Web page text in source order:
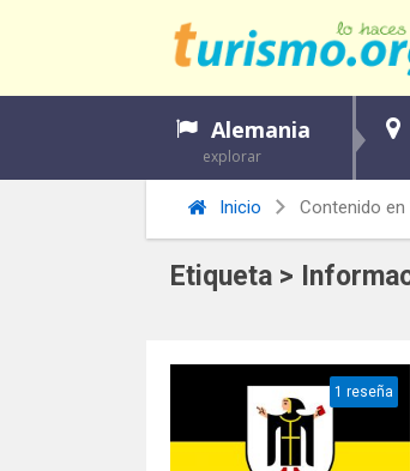
Alemania
explorar
Inicio Contenido
Etiqueta >
1 reseña